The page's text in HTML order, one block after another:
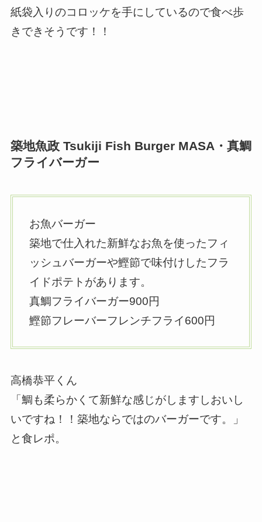
紙袋入りのコロッケを手にしているので食べ歩
きできそうです！！
築地魚政 Tsukiji Fish Burger MASA・真鯛
フライバーガー
お魚バーガー
築地で仕入れた新鮮なお魚を使ったフィ
ッシュバーガーや鰹節で味付けしたフラ
イドポテトがあります。
真鯛フライバーガー900円
鰹節フレーバーフレンチフライ600円
高橋恭平くん
「鯛も柔らかくて新鮮な感じがしますしおいし
いですね！！築地ならではのバーガーです。」
と食レポ。